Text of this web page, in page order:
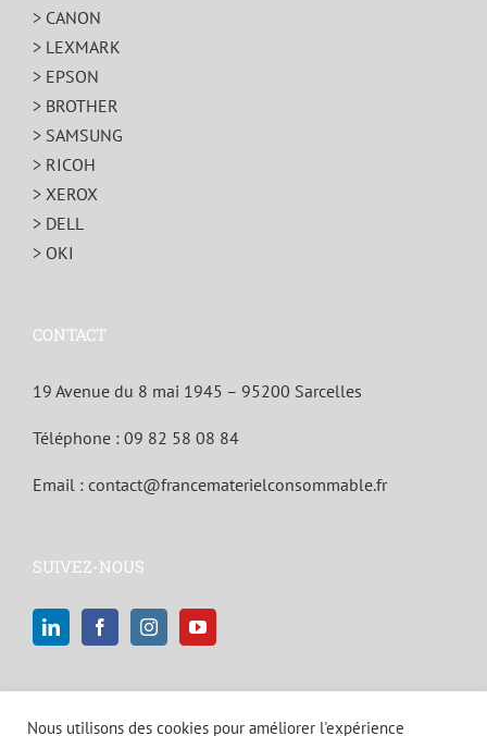
> CANON
> LEXMARK
> EPSON
> BROTHER
> SAMSUNG
> RICOH
> XEROX
> DELL
> OKI
CONTACT
19 Avenue du 8 mai 1945 – 95200 Sarcelles
Téléphone : 09 82 58 08 84
Email : contact@francematerielconsommable.fr
SUIVEZ-NOUS
Nous utilisons des cookies pour améliorer l'expérience